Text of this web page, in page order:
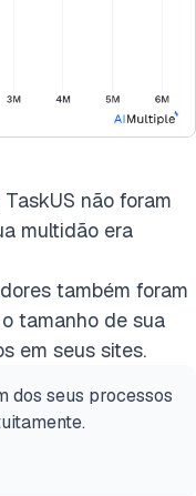
não foram
multidão era
também foram
tamanho de sua
em seus sites.
dos seus processos